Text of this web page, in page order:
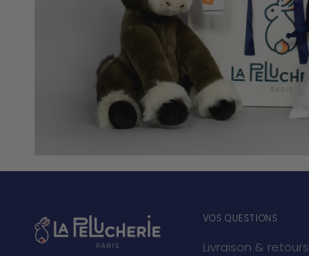
VOS QUESTIONS
Livraison & retours